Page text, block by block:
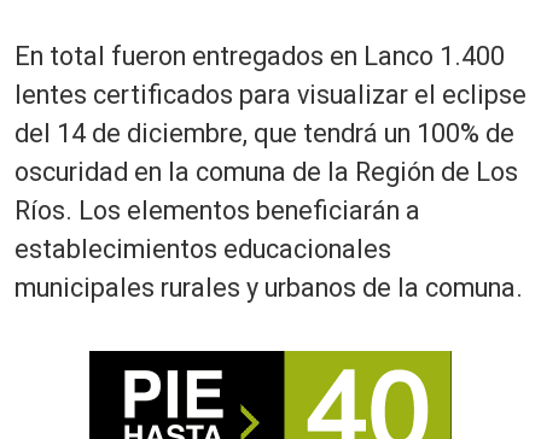
En total fueron entregados en Lanco 1.400
lentes certificados para visualizar el eclipse
del 14 de diciembre, que tendrá un 100% de
oscuridad en la comuna de la Región de Los
Ríos. Los elementos beneficiarán a
establecimientos educacionales
municipales rurales y urbanos de la comuna.